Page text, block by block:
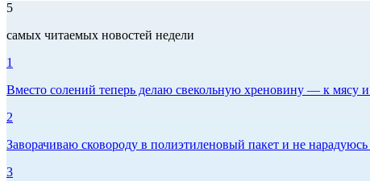
5
самых читаемых новостей недели
1
Вместо солений теперь делаю свекольную хреновину — к мясу
2
Заворачиваю сковороду в полиэтиленовый пакет и не нарадуюсь
3